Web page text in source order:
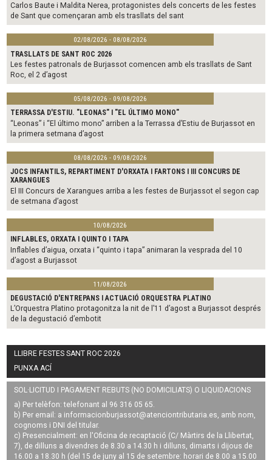
Carlos Baute i Maldita Nerea, protagonistes dels concerts de les festes
de Sant que començaran amb els trasllats del sant
02/08/2026 - 08/08/2026
TRASLLATS DE SANT ROC 2026
Les festes patronals de Burjassot comencen amb els trasllats de Sant
Roc, el 2 d’agost
05/08/2026 - 09/08/2026
TERRASSA D'ESTIU. "LEONAS" I "EL ÚLTIMO MONO"
“Leonas” i “El último mono” arriben a la Terrassa d’Estiu de Burjassot en
la primera setmana d’agost
08/08/2026 - 09/08/2026
JOCS INFANTILS, REPARTIMENT D'ORXATA I FARTONS I III CONCURS DE
XARANGUES
El III Concurs de Xarangues arriba a les festes de Burjassot el segon cap
de setmana d’agost
10/08/2026
INFLABLES, ORXATA I QUINTO I TAPA
Inflables d’aigua, orxata i “quinto i tapa” animaran la vesprada del 10
d’agost a Burjassot
11/08/2026
DEGUSTACIÓ D'ENTREPANS I ACTUACIÓ ORQUESTRA PLATINO
L’Orquestra Platino protagonitza la nit de l’11 d’agost a Burjassot després
de la degustació d’embotit
LLIBRE FESTES SANT ROC 2026
PUNXA ACÍ
SOL·LICITUD I PAGAMENT REBUTS (NO DOMICILIATS) O LIQUIDACIONS
a) Per telèfon: telefonant al 96 316 05 65.
b) Per email: a informacionburjassot@atenciontributaria.es, amb nom,
cognoms i DNI del titular.
c) Presencialment: en l'Oficina de recaptació (C/ Màrtirs de la Llibertat,
7), de dilluns a divendres de 8.30 a 14.30 h i dilluns, dimarts i dijous de
16.00 a 18.30 h (del 15 de juny al 15 de setembre: horari de 8.00 a 15.00